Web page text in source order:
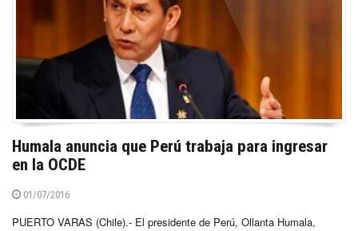
Humala anuncia que Perú trabaja para ingresar
en la OCDE
01/07/2016
PUERTO VARAS (Chile).- El presidente de Perú, Ollanta Humala,